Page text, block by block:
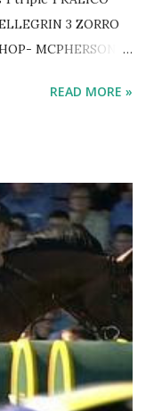
3 ZORRO
MCPHERSON 5
8 SILVANA DU
6 QUERLYBET
8 CARMENA Z -
AL DUHAMI 10
NIGHT -LEVY 2 K
- HOUGH 4
6
111 -MOYA 8
10 SELDANA
el ganador
READ MORE »